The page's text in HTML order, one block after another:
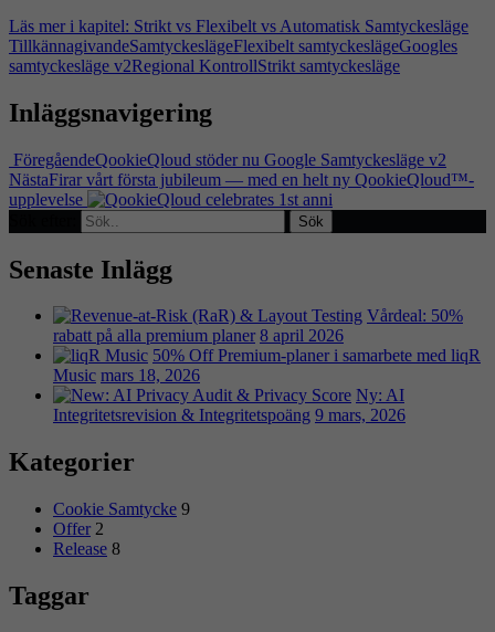
Läs mer i kapitel: Strikt vs Flexibelt vs Automatisk Samtyckesläge
TillkännagivandeSamtyckeslägeFlexibelt samtyckeslägeGoogles
samtyckesläge v2Regional KontrollStrikt samtyckesläge
Inläggsnavigering
FöregåendeQookieQloud stöder nu Google Samtyckesläge v2
NästaFirar vårt första jubileum — med en helt ny QookieQloud™-
upplevelse
Sök
Senaste Inlägg
Vårdeal: 50%
rabatt på alla premium planer 8 april 2026
50% Off Premium-planer i samarbete med liqR
Music mars 18, 2026
Ny: AI
Integritetsrevision & Integritetspoäng 9 mars, 2026
Kategorier
Cookie Samtycke 9
Offer 2
Release 8
Taggar